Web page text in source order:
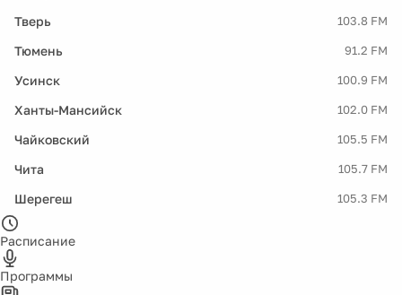
Тверь 103.8 FM
Тюмень 91.2 FM
Усинск 100.9 FM
Ханты-Мансийск 102.0 FM
Чайковский 105.5 FM
Чита 105.7 FM
Шерегеш 105.3 FM
Расписание
Программы